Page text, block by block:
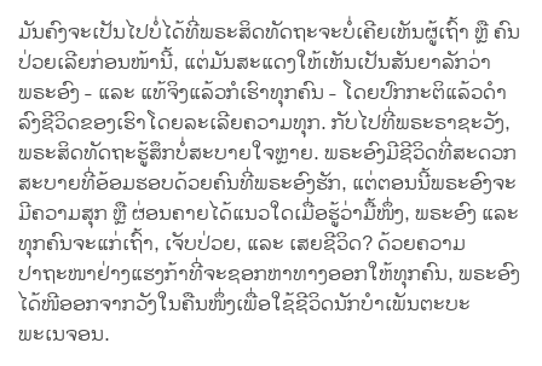
ມັນຄົງຈະເປັນໄປບໍ່ໄດ້ທີ່ພຣະສິດທັດຖະຈະບໍ່ເຄີຍເຫັນຜູ້ເຖົ້າ ຫຼື ຄົນ
ປ່ວຍເລີຍກ່ອນໜ້ານີ້, ແຕ່ມັນສະແດງໃຫ້ເຫັນເປັນສັນຍາລັກວ່າ
ພຣະອົງ - ແລະ ແທ້ຈິງແລ້ວກໍເຮົາທຸກຄົນ - ໂດຍປົກກະຕິແລ້ວດໍາ
ລົງຊີວິດຂອງເຮົາໂດຍລະເລີຍຄວາມທຸກ. ກັບໄປທີ່ພຣະຣາຊະວັງ,
ພຣະສິດທັດຖະຮູ້ສຶກບໍ່ສະບາຍໃຈຫຼາຍ. ພຣະອົງມີຊີວິດທີ່ສະດວກ
ສະບາຍທີ່ອ້ອມຮອບດ້ວຍຄົນທີ່ພຣະອົງຮັກ, ແຕ່ຕອນນີ້ພຣະອົງຈະ
ມີຄວາມສຸກ ຫຼື ຜ່ອນຄາຍໄດ້ແນວໃດເມື່ອຮູ້ວ່າມື້ໜຶ່ງ, ພຣະອົງ ແລະ
ທຸກຄົນຈະແກ່ເຖົ້າ, ເຈັບປ່ວຍ, ແລະ ເສຍຊີວິດ? ດ້ວຍຄວາມ
ປາຖະໜາຢ່າງແຮງກ້າທີ່ຈະຊອກຫາທາງອອກໃຫ້ທຸກຄົນ, ພຣະອົງ
ໄດ້ໜີອອກຈາກວັງໃນຄືນໜຶ່ງເພື່ອໃຊ້ຊີວິດນັກບຳເພັນຕະບະ
ພະເນຈອນ.